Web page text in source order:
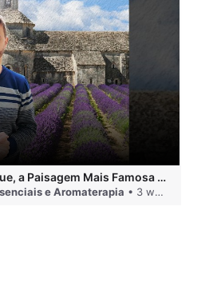
QUINARÍ - Sénanque, a Paisagem Mais Famosa da Aromaterapia
e Aromaterapia • 3 weeks ago